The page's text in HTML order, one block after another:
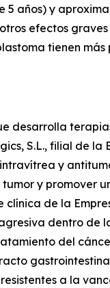
5 años) y
efectos
tienen
desarrolla
S.L., filial de
y
y promover
de la
dentro de
del
a la